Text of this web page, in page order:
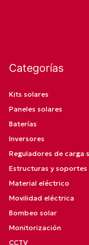
Categorías
Kits solares
Paneles solares
Baterías
Inversores
Reguladores de carga
Estructuras y soportes
Material eléctrico
Movilidad eléctrica
Bombeo solar
Monitorización
CCTV